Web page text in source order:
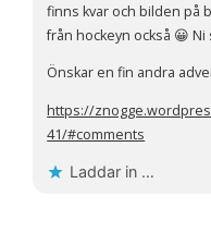
finns kvar och bilden på
från hockeyn också 😀
Önskar en fin andra
https://
41/#comments
Laddar in …